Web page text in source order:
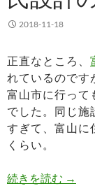
2018-11-18
正直なところ、
れているのです
富山市に行って
でした。同じ施
すぎて、富山に
くらい。
続きを読む 富山
→